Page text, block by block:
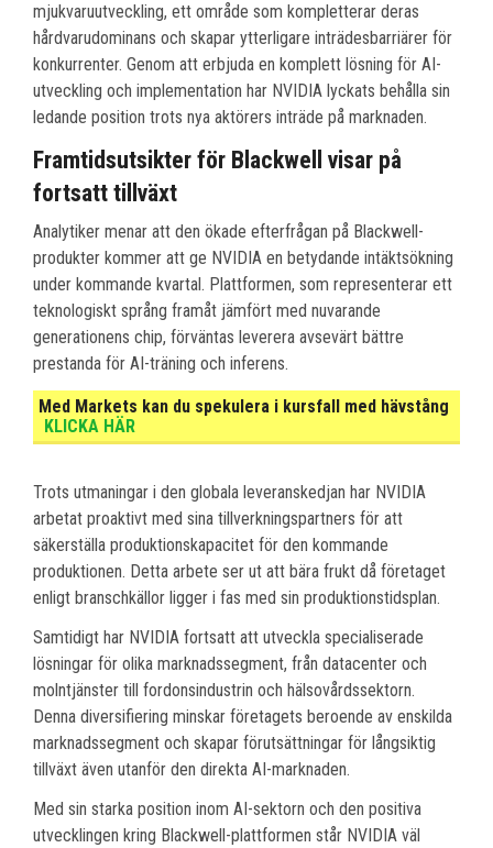
mjukvaruutveckling, ett område som kompletterar deras
hårdvarudominans och skapar ytterligare inträdesbarriärer för
konkurrenter. Genom att erbjuda en komplett lösning för AI-
utveckling och implementation har NVIDIA lyckats behålla sin
ledande position trots nya aktörers inträde på marknaden.
Framtidsutsikter för Blackwell visar på
fortsatt tillväxt
Analytiker menar att den ökade efterfrågan på Blackwell-
produkter kommer att ge NVIDIA en betydande intäktsökning
under kommande kvartal. Plattformen, som representerar ett
teknologiskt språng framåt jämfört med nuvarande
generationens chip, förväntas leverera avsevärt bättre
prestanda för AI-träning och inferens.
Med Markets kan du spekulera i kursfall med hävstång
KLICKA HÄR
Trots utmaningar i den globala leveranskedjan har NVIDIA
arbetat proaktivt med sina tillverkningspartners för att
säkerställa produktionskapacitet för den kommande
produktionen. Detta arbete ser ut att bära frukt då företaget
enligt branschkällor ligger i fas med sin produktionstidsplan.
Samtidigt har NVIDIA fortsatt att utveckla specialiserade
lösningar för olika marknadssegment, från datacenter och
molntjänster till fordonsindustrin och hälsovårdssektorn.
Denna diversifiering minskar företagets beroende av enskilda
marknadssegment och skapar förutsättningar för långsiktig
tillväxt även utanför den direkta AI-marknaden.
Med sin starka position inom AI-sektorn och den positiva
utvecklingen kring Blackwell-plattformen står NVIDIA väl